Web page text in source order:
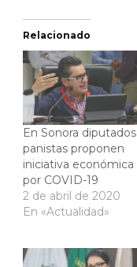
Relacionado
En Sonora diputados
panistas proponen
iniciativa económica
por COVID-19
2 de abril de 2020
En «Actualidad»